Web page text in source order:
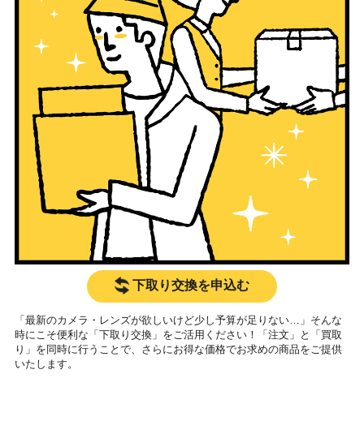
下取り交換を申込む
「最新のカメラ・レンズが欲しいけど少し予算が足りない…」そんな
時にこそ便利な「下取り交換」をご活用ください！「注文」と「買取
り」を同時に行うことで、さらにお得な価格でお求めの商品をご提供
いたします。